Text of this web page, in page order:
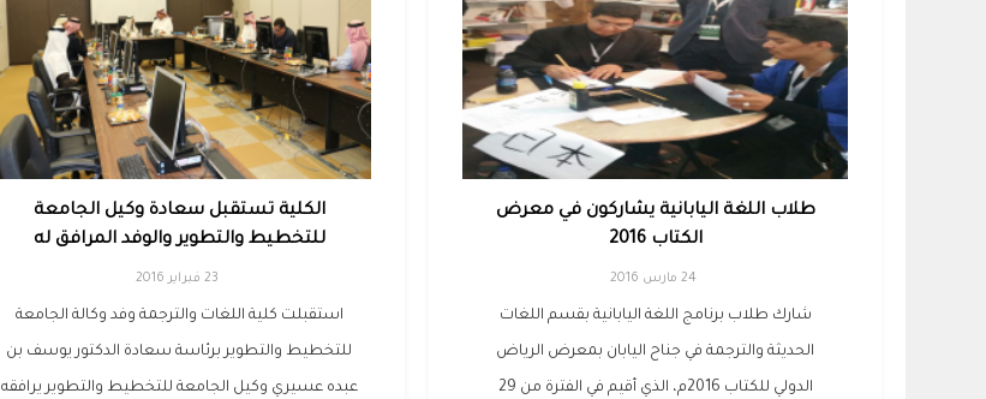
طلاب اللغة اليابانية يشاركون في معرض
الكتاب 2016
24 مارس 2016
شارك طلاب برنامج اللغة اليابانية بقسم اللغات
الحديثة والترجمة في جناح اليابان بمعرض الرياض
الدولي للكتاب 2016م، الذي أقيم في الفترة من 29
الكلية تستقبل سعادة وكيل الجامعة
للتخطيط والتطوير والوفد المرافق له
23 فبراير 2016
استقبلت كلية اللغات والترجمة وفد وكالة الجامعة
للتخطيط والتطوير برئاسة سعادة الدكتور يوسف بن
عبده عسيري وكيل الجامعة للتخطيط والتطوير يرافقه